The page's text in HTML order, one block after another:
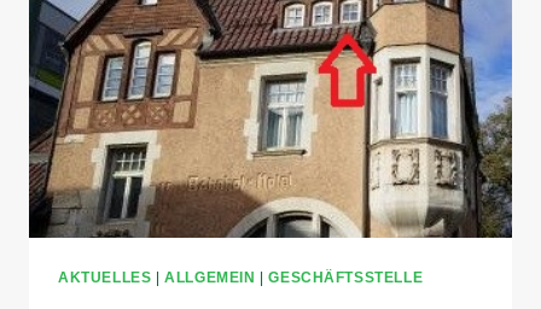
AKTUELLES |ALLGEMEIN |GESCHÄFTSSTELLE